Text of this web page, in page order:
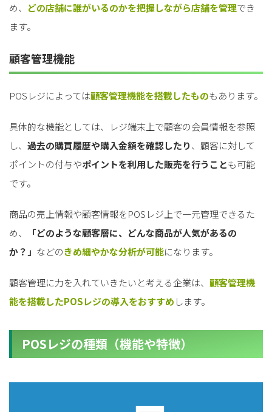
め、 どの店舗に誰がいるのかを把握しながら店舗を管理でき
ます。
顧客管理機能
POSレジによっては顧客管理機能を搭載したものもあります。
具体的な機能としては、レジ端末上で顧客の会員情報を参照
し、 過去の購買履歴や購入金額を確認したり、顧客に対して
ポイントの付与やポイントを利用した販売を行うことも可能
です。
商品の売上情報や顧客情報をPOSレジ上で一元管理できるた
め、
「どのような顧客層に、どんな商品が人気があるの
か？」 などのきめ細やかな分析が可能になります。
顧客管理に力を入れていきたいと考える企業は、 顧客管理機
能を搭載したPOSレジの導入をおすすめ します。
POSレジの種類（機能や特徴）